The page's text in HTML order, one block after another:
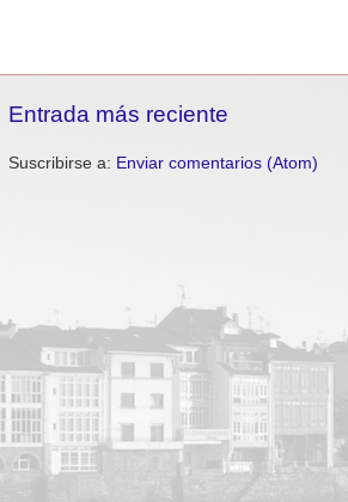
Entrada más reciente
Suscribirse a: Enviar comentarios (Atom)